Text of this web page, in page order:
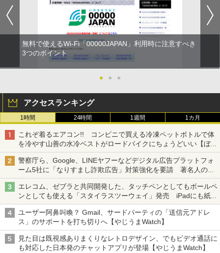
無料で使えるWi-Fi「00000JAPAN」利用時に注意すべき
3つのポイント
● ● ●
アクセスランキング
1時間 24時間 1週間 1カ月
これぞ着るエアコン!! コンビニで買える冷凍ペットボトルで体
を冷やす山善の水冷ベストがロードバイクにちょうどいい【ぼっ
ち・ざ・ろーど！その14】【空いた時間でなにしてる？】
警察庁ら、Google、LINEヤフーなどデジタル広告プラットフォ
ーム5社に「なりすまし詐欺広告」対策強化を要請 著名人の写
真や映像を使った投資詐欺などへの対策として
エレコム、ゼブラと共同開発した、タッチペンとしてもボールペ
ンとしても使える「スタイラスツーウェイ」発売 iPadにも紙に
も、持ち替えずに書き込める
ユーザー阿鼻叫喚？ Gmail、サードパーティの「送信元アドレ
ス」のサポートを打ち切りへ【やじうまWatch】
見た目は既視感ありまくりなレトロデザイン、でもビデオ通話に
も対応した日本発のチャットアプリが登場【やじうまWatch】